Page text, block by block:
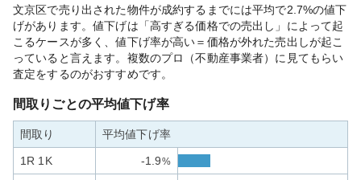
文京区で売り出された物件が成約するまでには平均で2.7%の値下
げがあります。値下げは「高すぎる価格での売出し」によって起
こるケースが多く、値下げ率が高い＝価格が外れた売出しが起こ
っていると言えます。複数のプロ（不動産事業者）に見てもらい
査定をするのがおすすめです。
間取りごとの平均値下げ率
間取り 平均値下げ率
1R 1K -1.9%